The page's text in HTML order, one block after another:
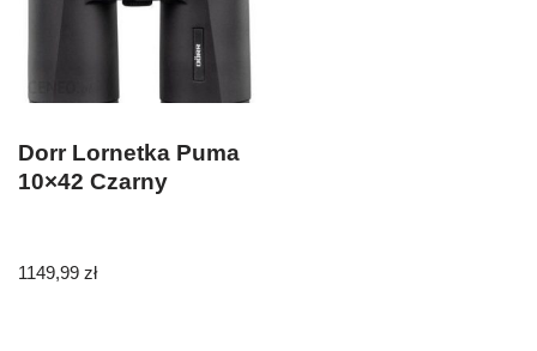
Dorr Lornetka Puma
10×42 Czarny
1149,99 zł